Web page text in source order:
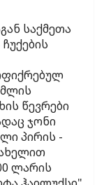
საქმეთა
წევრები
ჯონი
პირის -
ლარის